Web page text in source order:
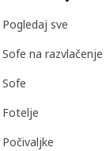
Pogledaj sve
Sofe na razvlačenje
Sofe
Fotelje
Počivaljke